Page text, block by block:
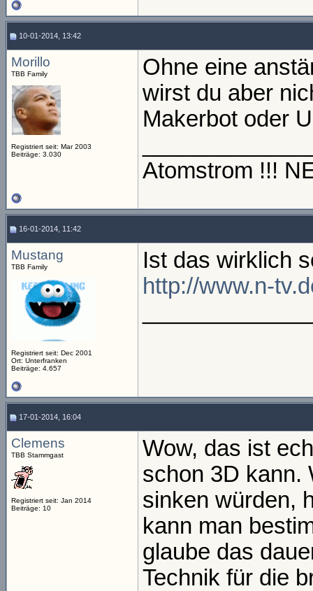
10-01-2014, 13:42
Morillo
TBB Family
Registriert seit: Mar 2003
Beiträge: 3.030
Ohne eine
wirst du aber
Makerbot oder
Atomstrom !!!
16-01-2014, 11:42
Mustang
TBB Family
Registriert seit: Dec 2001
Ort: Unterfranken
Beiträge: 4.657
Ist das wirklich
http://www.n-
17-01-2014, 16:04
Clemens
TBB Stammgast
Registriert seit: Jan 2014
Beiträge: 10
Wow, das ist
schon 3D kann.
sinken würden,
kann man
glaube das
Technik für die